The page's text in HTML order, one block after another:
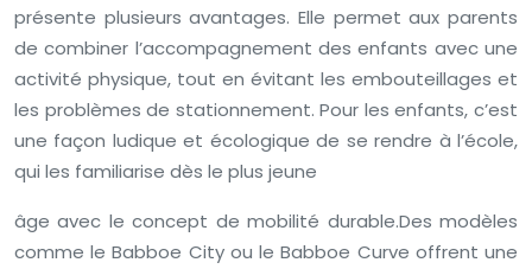
présente plusieurs avantages. Elle permet aux parents
de combiner l’accompagnement des enfants avec une
activité physique, tout en évitant les embouteillages et
les problèmes de stationnement. Pour les enfants, c’est
une façon ludique et écologique de se rendre à l’école,
qui les familiarise dès le plus jeune
âge avec le concept de mobilité durable.Des modèles
comme le Babboe City ou le Babboe Curve offrent une